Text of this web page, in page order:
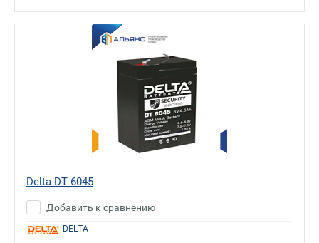
Delta DT 6045
Добавить к сравнению
DELTA